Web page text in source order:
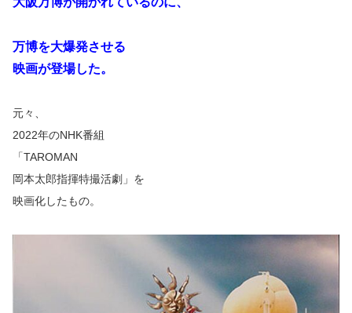
万博を大爆発させる
映画が登場した。
元々、
2022年のNHK番組
「TAROMAN
岡本太郎指揮特撮活劇」を
映画化したもの。